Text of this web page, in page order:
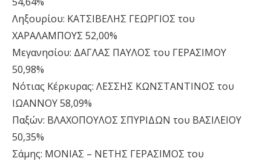
Ληξουρίου: ΚΑΤΣΙΒΕΛΗΣ ΓΕΩΡΓΙΟΣ του
ΧΑΡΑΛΑΜΠΟΥΣ 52,00%
Μεγανησίου: ΔΑΓΛΑΣ ΠΑΥΛΟΣ του ΓΕΡΑΣΙΜΟΥ
50,98%
Νότιας Κέρκυρας: ΛΕΣΣΗΣ ΚΩΝΣΤΑΝΤΙΝΟΣ του
ΙΩΑΝΝΟΥ 58,09%
Παξών: ΒΛΑΧΟΠΟΥΛΟΣ ΣΠΥΡΙΔΩΝ του ΒΑΣΙΛΕΙΟΥ
50,35%
Σάμης: ΜΟΝΙΑΣ – ΝΕΤΗΣ ΓΕΡΑΣΙΜΟΣ του